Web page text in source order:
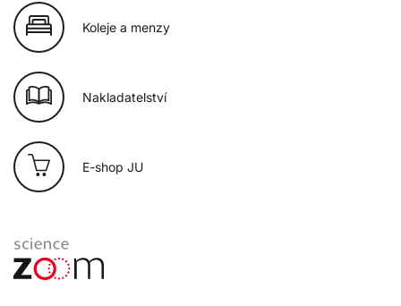
Koleje a menzy
Nakladatelství
E-shop JU